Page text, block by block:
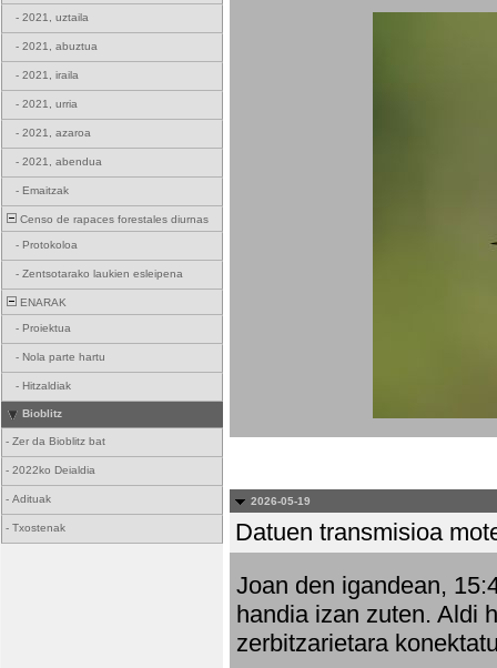
- 2021, uztaila
- 2021, abuztua
- 2021, iraila
- 2021, urria
- 2021, azaroa
- 2021, abendua
- Emaitzak
Censo de rapaces forestales diurnas
- Protokoloa
- Zentsotarako laukien esleipena
ENARAK
- Proiektua
- Nola parte hartu
- Hitzaldiak
Bioblitz
- Zer da Bioblitz bat
- 2022ko Deialdia
- Adituak
- Txostenak
2026-05-19
Datuen transmisioa
Joan den igandean,
handia izan zuten. Aldi
zerbitzarietara